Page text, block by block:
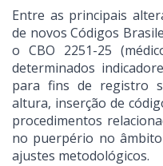
Entre as principais
de novos Códigos
o CBO 2251-25
determinados
para fins de registro
altura, inserção de
procedimentos
no puerpério no
ajustes metodológicos.